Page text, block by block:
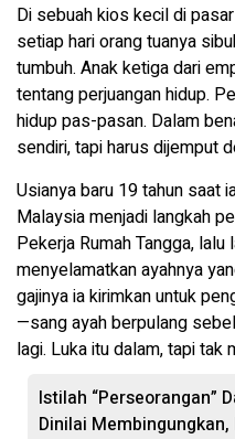
Di sebuah kios kecil di
setiap hari orang tuanya
tumbuh. Anak ketiga dari
tentang perjuangan hidup.
hidup pas-pasan. Dalam
sendiri, tapi harus dijemput
Usianya baru 19 tahun saat
Malaysia menjadi langkah
Pekerja Rumah Tangga,
menyelamatkan ayahnya
gajinya ia kirimkan untuk
—sang ayah berpulang
lagi. Luka itu dalam, tapi tak
Istilah “Perseorangan”
Dinilai